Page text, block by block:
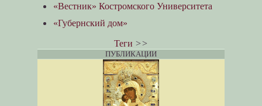
«Вестник» Костромского Университета
«Губернский дом»
Теги >>
ПУБЛИКАЦИИ